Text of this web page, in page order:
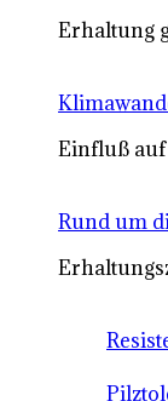
Erhaltung
Einfluß
Rund um